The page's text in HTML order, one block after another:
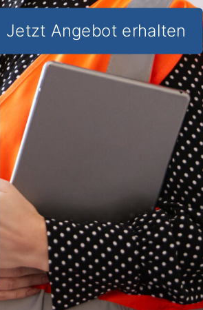
Jetzt Angebot erhalten